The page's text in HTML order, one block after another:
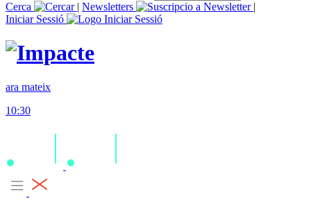
Cerca
| Newsletters
|
Iniciar Sessió
ara mateix
10:30